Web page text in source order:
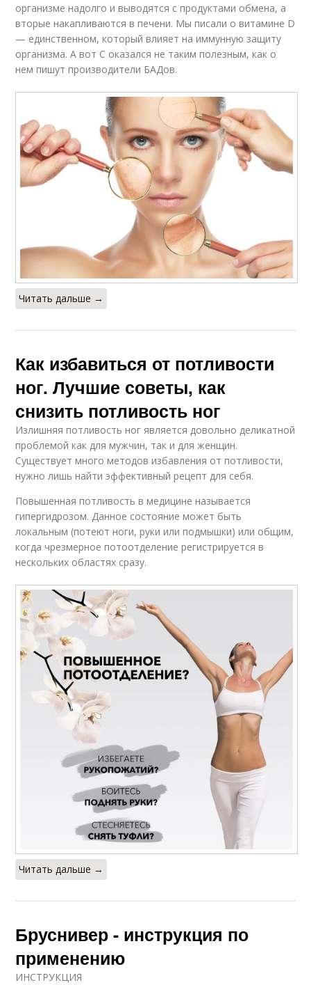
организме надолго и выводятся с продуктами обмена, а
вторые накапливаются в печени. Мы писали о витамине D
— единственном, который влияет на иммунную защиту
организма. А вот С оказался не таким полезным, как о
нем пишут производители БАДов.
Читать дальше →
Как избавиться от потливости
ног. Лучшие советы, как
снизить потливость ног
Излишняя потливость ног является довольно деликатной
проблемой как для мужчин, так и для женщин.
Существует много методов избавления от потливости,
нужно лишь найти эффективный рецепт для себя.
Повышенная потливость в медицине называется
гипергидрозом. Данное состояние может быть
локальным (потеют ноги, руки или подмышки) или общим,
когда чрезмерное потоотделение регистрируется в
нескольких областях сразу.
Читать дальше →
Бруснивер - инструкция по
применению
ИНСТРУКЦИЯ